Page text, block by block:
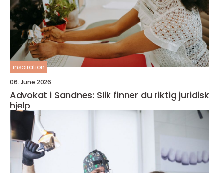
inspiration
06. June 2026
Advokat i Sandnes: Slik finner du riktig juridisk
hjelp